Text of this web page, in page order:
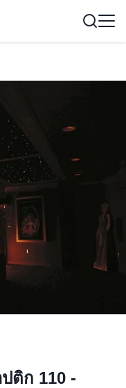
ติก 110 -